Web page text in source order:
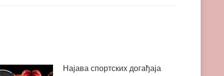
Најава спортских догађаја